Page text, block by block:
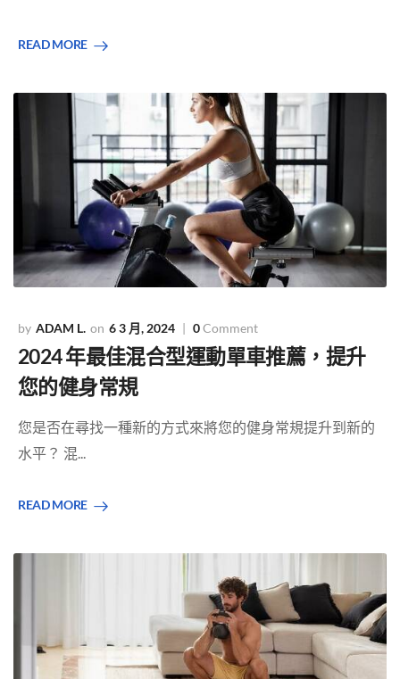
READ MORE
ADAM L. 6 3 月, 2024 0Comment
2024 年最佳混合型運動單車推薦，提升
您的健身常規
您是否在尋找一種新的方式來將您的健身常規提升到新的
水平？ 混...
READ MORE